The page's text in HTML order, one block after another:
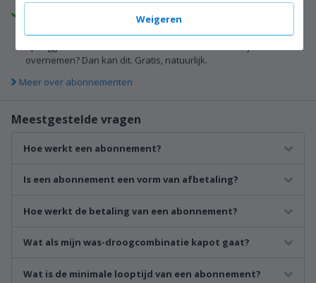
Weigeren
Na 1 jaar kun je het abonnement kosteloos maandelijks
overnemen? Dan kan dit. Gratis, natuurlijk.
Meer over abonnementen
Meestgestelde vragen
Hoe werkt een abonnement?
Is een abonnement een vorm van afbetaling?
Hoe werkt de betaling van een abonnement?
Wat als mijn was-droogcombinatie kapot gaat?
Wat is de minimale looptijd van een abonnement?